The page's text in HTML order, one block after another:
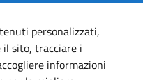
personalizzati,
sito, tracciare i
informazioni